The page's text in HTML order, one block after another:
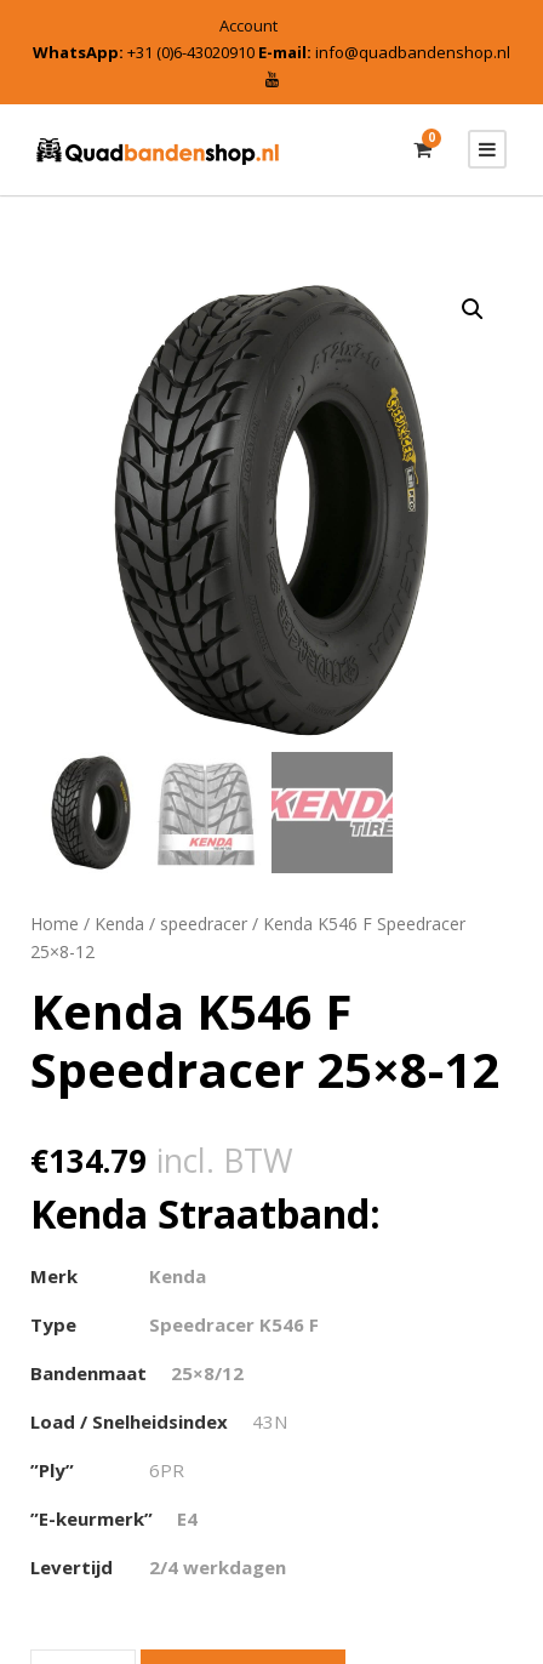
Account
WhatsApp: +31 (0)6-43020910 E-mail: info@quadbandenshop.nl
0
Home / Kenda / speedracer / Kenda K546 F Speedracer
25×8-12
Kenda K546 F
Speedracer 25×8-12
€134.79 incl. BTW
Kenda Straatband:
Merk
Kenda
Type
Speedracer K546 F
Bandenmaat
25×8/12
Load / Snelheidsindex
43N
”Ply”
6PR
”E-keurmerk”
E4
Levertijd
2/4 werkdagen